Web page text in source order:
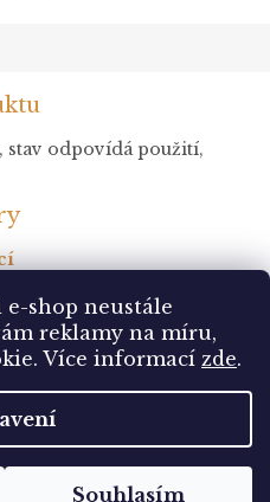
shop neustále
reklamy na míru,
Více informací zde.
Souhlasím
stav odpovídá použití,
Sbírám.cz. Všechna
nastavení cookies